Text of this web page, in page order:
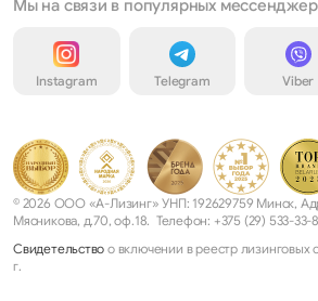
Мы на связи в популярных
Instagram Telegram Viber
© 2026 ООО «А-Лизинг» УНП: 192629759 Минск,
Мясникова, д.70, оф.18. Телефон: +375 (29) 533-33-
Свидетельство о включении в реестр лизинговых
г.